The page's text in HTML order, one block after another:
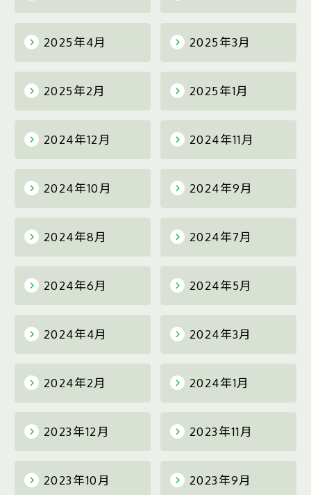
2025年4月 2025年3月
2025年2月 2025年1月
2024年12月 2024年11月
2024年10月 2024年9月
2024年8月 2024年7月
2024年6月 2024年5月
2024年4月 2024年3月
2024年2月 2024年1月
2023年12月 2023年11月
2023年10月 2023年9月